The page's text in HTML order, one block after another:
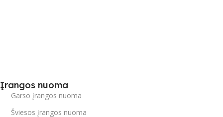
Įrangos nuoma
Garso įrangos nuoma
Šviesos įrangos nuoma